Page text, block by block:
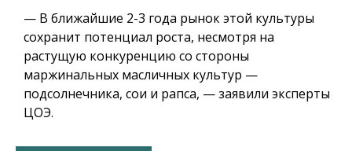
— В ближайшие 2-3 года рынок этой культуры
сохранит потенциал роста, несмотря на
растущую конкуренцию со стороны
маржинальных масличных культур —
подсолнечника, сои и рапса, — заявили эксперты
ЦОЭ.